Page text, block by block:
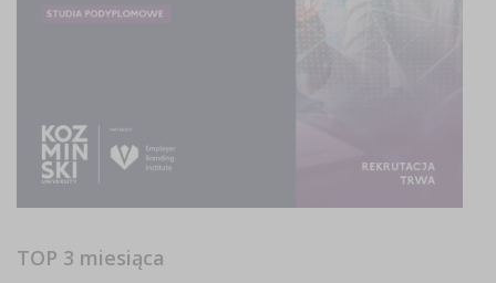
TOP 3 miesiąca